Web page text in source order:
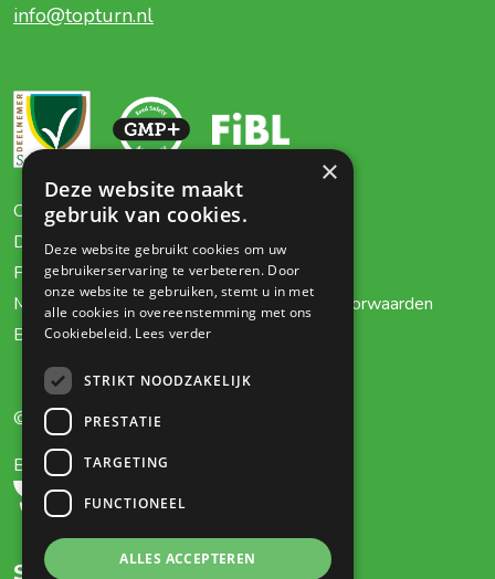
info@topturn.nl
Over ons
Dieren
Planten
Mest
Biologische luchtwasser
Contact
Privacy Policy
Algemene voorwaarden
© 2026 Topturn Special Products
BioAktiv voor thuis?
×
Deze website maakt
gebruik van cookies.
Deze website gebruikt cookies om uw
gebruikerservaring te verbeteren. Door
onze website te gebruiken, stemt u in met
alle cookies in overeenstemming met ons
Cookiebeleid. Lees verder
STRIKT NOODZAKELIJK
PRESTATIE
TARGETING
FUNCTIONEEL
ALLES ACCEPTEREN